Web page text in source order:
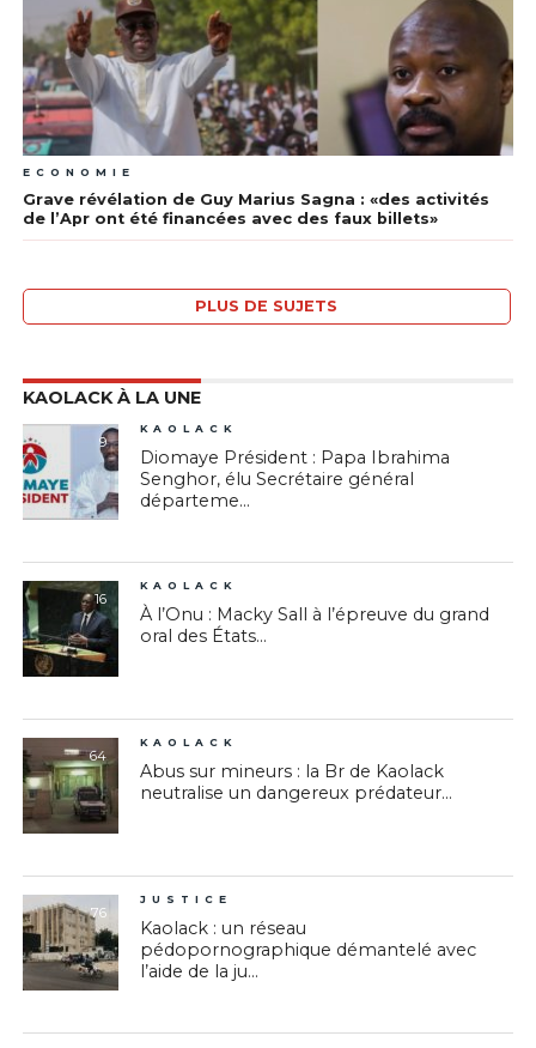
ECONOMIE
Grave révélation de Guy Marius Sagna : «des activités
de l’Apr ont été financées avec des faux billets»
PLUS DE SUJETS
KAOLACK À LA UNE
9
KAOLACK
Diomaye Président : Papa Ibrahima
Senghor, élu Secrétaire général
départeme...
16
KAOLACK
À l’Onu : Macky Sall à l’épreuve du grand
oral des États...
64
KAOLACK
Abus sur mineurs : la Br de Kaolack
neutralise un dangereux prédateur...
76
JUSTICE
Kaolack : un réseau
pédopornographique démantelé avec
l’aide de la ju...